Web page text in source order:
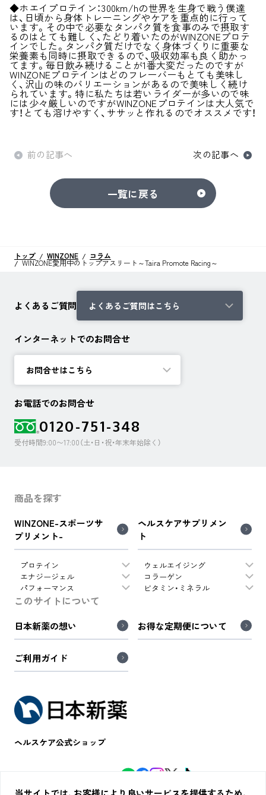
◆ホエイプロテイン：300km/hの世界を生身で戦う僕達
は、日頃から身体トレーニングやケアを重点的に行って
います。その中で必要なタンパク質を食事のみで摂取す
るのはとても難しく、たどり着いたのがWINZONEプロテ
インでした。タンパク質だけでなく身体づくりに重要な
栄養素も同時に摂取できるので、吸収効率も良く助かっ
てます。毎日飲み続けることが1番大変だったのですが
WINZONEプロテインはどのフレーバーもとても美味し
く、沢山の味のバリエーションがあるので美味しく続け
られています。特に私たちは若いライダーが多いので味
には少々厳しいのですがWINZONEプロテインは大人気で
す！とても溶けやすく、ササッと作れるのでオススメです！
前の記事へ
一覧に戻る
次の記事へ
トップ WINZONE コラム
WINZONE愛用中のトップアスリート～Taira Promote Racing～
よくあるご質問 よくあるご質問はこちら
インターネットでのお問合せ
お問合せはこちら
お電話でのお問合せ
0120-751-348
受付時間9:00〜17:00（土・日・祝・年末年始除く）
商品を探す
WINZONE-スポーツサ
プリメント-
プロテイン
エナジージェル
パフォーマンス
ヘルスケアサプリメン
ト
ウェルエイジング
コラーゲン
ビタミン・ミネラル
このサイトについて
日本新薬の想い お得な定期便について
ご利用ガイド
ヘルスケア公式ショップ
極セレクト公式SNS